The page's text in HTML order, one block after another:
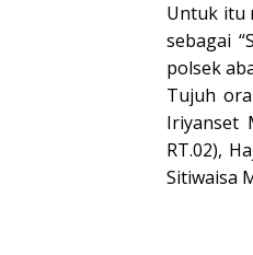
Untuk itu
sebagai
polsek
Tujuh
Iriyanset
RT.02),
Sitiwaisa